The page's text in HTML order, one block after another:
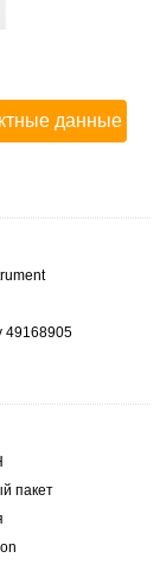
данные
49168905
пакет